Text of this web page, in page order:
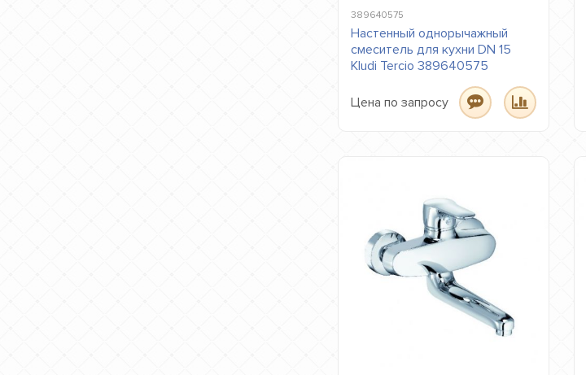
389640575
Настенный однорычажный
смеситель для кухни DN 15
Kludi Tercio 389640575
Цена по запросу